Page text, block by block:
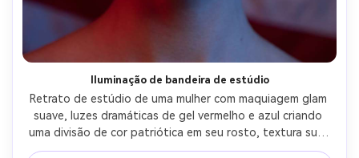
Iluminação de bandeira de estúdio
Retrato de estúdio de uma mulher com maquiagem glam
suave, luzes dramáticas de gel vermelho e azul criando
uma divisão de cor patriótica em seu rosto, textura sutil
de tecido de bandeira no fundo, estilo editorial de beleza